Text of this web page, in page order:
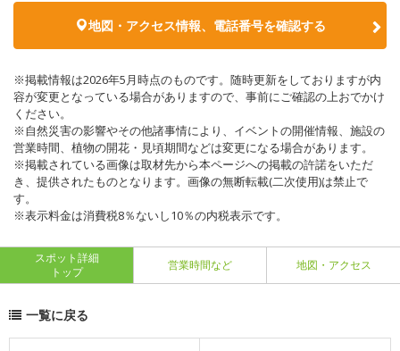
地図・アクセス情報、電話番号を確認する
※掲載情報は2026年5月時点のものです。随時更新をしておりますが内
容が変更となっている場合がありますので、事前にご確認の上おでかけ
ください。
※自然災害の影響やその他諸事情により、イベントの開催情報、施設の
営業時間、植物の開花・見頃期間などは変更になる場合があります。
※掲載されている画像は取材先から本ページへの掲載の許諾をいただ
き、提供されたものとなります。画像の無断転載(二次使用)は禁止で
す。
※表示料金は消費税8％ないし10％の内税表示です。
スポット詳細
トップ
営業時間など 地図・アクセス
一覧に戻る